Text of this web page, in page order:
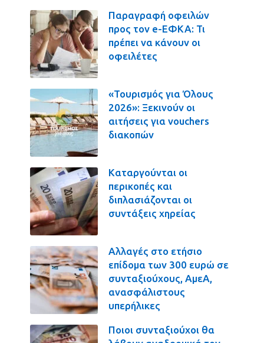
Παραγραφή οφειλών
προς τον e-ΕΦΚΑ: Τι
πρέπει να κάνουν οι
οφειλέτες
«Τουρισμός για Όλους
2026»: Ξεκινούν οι
αιτήσεις για vouchers
διακοπών
Καταργούνται οι
περικοπές και
διπλασιάζονται οι
συντάξεις χηρείας
Αλλαγές στο ετήσιο
επίδομα των 300 ευρώ σε
συνταξιούχους, ΑμεΑ,
ανασφάλιστους
υπερήλικες
Ποιοι συνταξιούχοι θα